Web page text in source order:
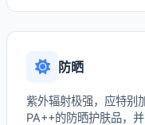
防晒
紫外辐射极强，应特别
PA++的防晒护肤品，并